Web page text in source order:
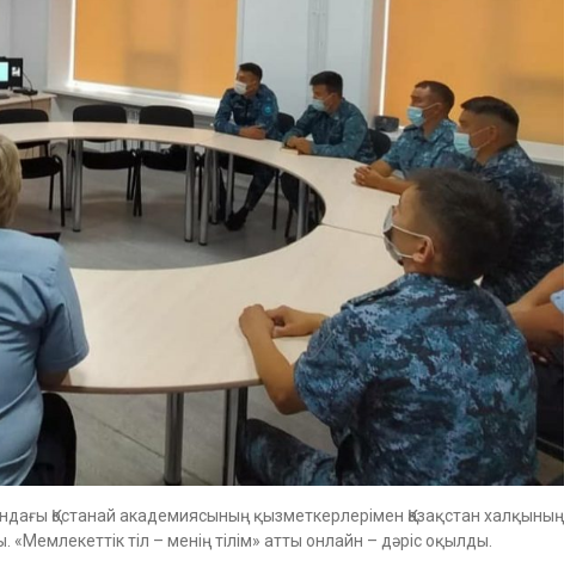
Қостанай академиясының қызметкерлерімен Қазақстан халқының
тіл – менің тілім» атты онлайн – дәріс оқылды.